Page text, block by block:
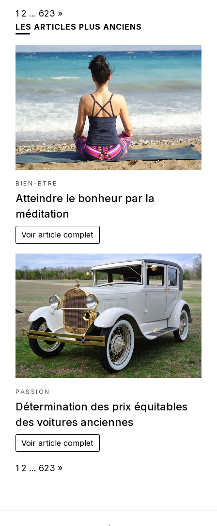
Page:
1 2 … 623 Next
»
LES ARTICLES PLUS ANCIENS
BIEN-ÊTRE
Atteindre le bonheur par la
méditation
Voir article complet
PASSION
Détermination des prix équitables
des voitures anciennes
Voir article complet
Page:
1 2 … 623 Next
»